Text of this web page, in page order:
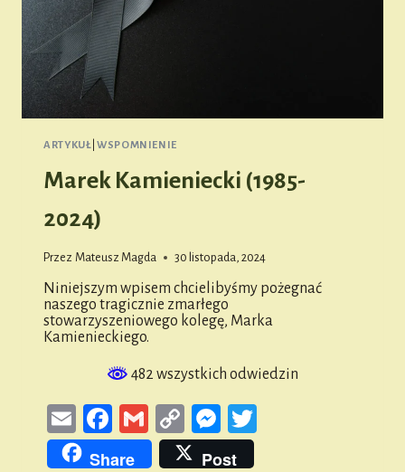
ARTYKUŁ |WSPOMNIENIE
Marek Kamieniecki (1985-
2024)
Przez Mateusz Magda 30 listopada, 2024
Niniejszym wpisem chcielibyśmy pożegnać
naszego tragicznie zmarłego
stowarzyszeniowego kolegę, Marka
Kamienieckiego.
482 wszystkich odwiedzin
EmailFacebook
GmailCopy
Link
Messenger
Share Post